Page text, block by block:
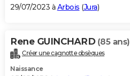
29/07/2023 à Arbois (Jura)
Rene GUINCHARD (85 ans)
Créer une cagnotte obsèques
Naissance